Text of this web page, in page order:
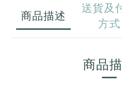
商品描述
送貨及
方式
商品